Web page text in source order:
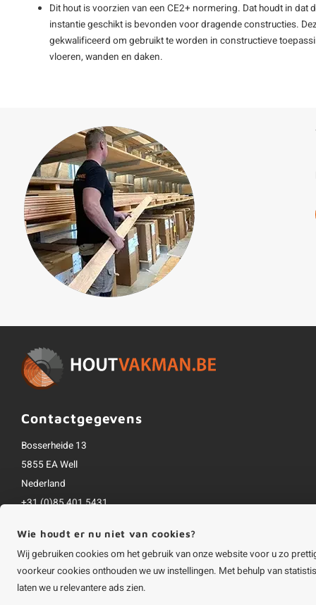
Dit hout is voorzien van een CE2+ normering. Dat houdt in dat
instantie geschikt is bevonden voor dragende constructies.
gekwalificeerd om gebruikt te worden in constructieve
vloeren, wanden en daken.
Contactgegevens
Bosserheide 13
5855 EA Well
Nederland
+31 (0)85 401 5431
Alle bedragen zijn incl. btw
Wie houdt er nu niet van cookies?
Wij gebruiken cookies om het gebruik van onze website voor u zo
voorkeur cookies onthouden we uw instellingen. Met behulp van
laten we u relevantere ads zien.